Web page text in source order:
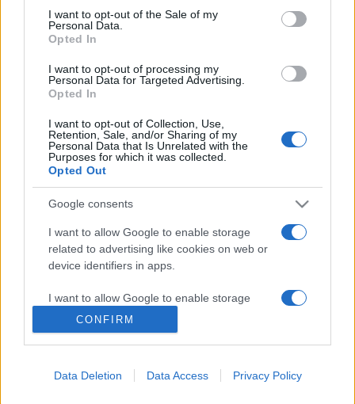
consent section.
I want to opt-out of the Sale of my
Personal Data.
Opted In
I want to opt-out of processing my
Personal Data for Targeted Advertising.
Opted In
I want to opt-out of Collection, Use,
Retention, Sale, and/or Sharing of my
Personal Data that Is Unrelated with the
Purposes for which it was collected.
Opted Out
Google consents
I want to allow Google to enable storage
related to advertising like cookies on web or
device identifiers in apps.
I want to allow Google to enable storage
related to analytics like cookies on web or
device identifiers in apps.
CONFIRM
Data Deletion Data Access Privacy Policy
Ενημερωθείτε πρώτοι για σημαντικότερα νέα της ημέρας
απευθείας στο email σας.
Εγγραφή
ΧΡΗΣΙΜΟΙ ΣΥΝΔΕΣΜΟΙ
TAYTOTHTA
ΕΠΙΚΟΙΝΩΝΙΑ
ΚΑΤΗΓΟΡΙΕΣ
ΠΟΛΙΤΙΚΗ